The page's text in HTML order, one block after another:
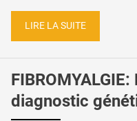
LIRE LA SUITE
diagnostic